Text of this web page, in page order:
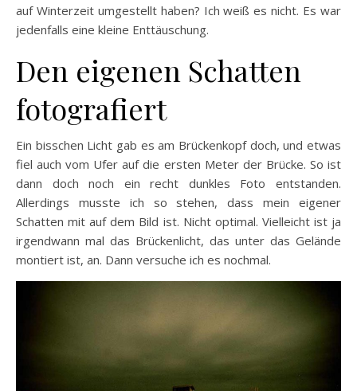
auf Winterzeit umgestellt haben? Ich weiß es nicht. Es war
jedenfalls eine kleine Enttäuschung.
Den eigenen Schatten
fotografiert
Ein bisschen Licht gab es am Brückenkopf doch, und etwas
fiel auch vom Ufer auf die ersten Meter der Brücke. So ist
dann doch noch ein recht dunkles Foto entstanden.
Allerdings musste ich so stehen, dass mein eigener
Schatten mit auf dem Bild ist. Nicht optimal. Vielleicht ist ja
irgendwann mal das Brückenlicht, das unter das Gelände
montiert ist, an. Dann versuche ich es nochmal.